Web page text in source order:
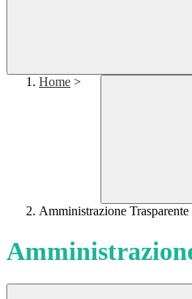
Home >
Amministrazione Trasparente